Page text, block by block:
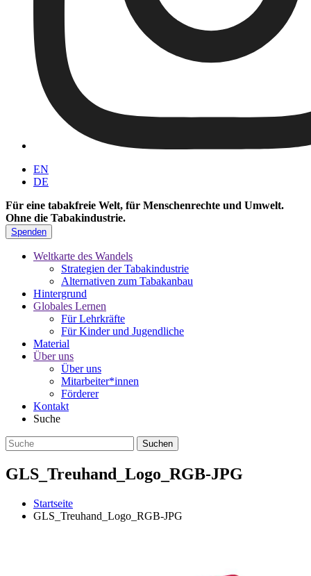
EN
DE
Für eine tabakfreie Welt, für Menschenrechte und Umwelt.
Ohne die Tabakindustrie.
Spenden
Weltkarte des Wandels
Strategien der Tabakindustrie
Alternativen zum Tabakanbau
Hintergrund
Globales Lernen
Für Lehrkräfte
Für Kinder und Jugendliche
Material
Über uns
Über uns
Mitarbeiter*innen
Förderer
Kontakt
Suche
GLS_Treuhand_Logo_RGB-JPG
Startseite
GLS_Treuhand_Logo_RGB-JPG